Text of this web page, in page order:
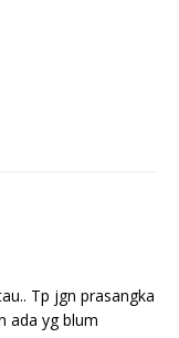
Tp jgn prasangka
ada yg blum